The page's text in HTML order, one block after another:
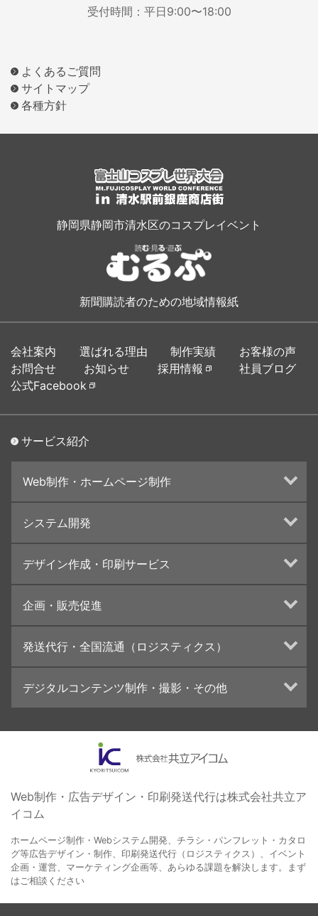
受付時間：平日9:00〜18:00
よくあるご質問
サイトマップ
各種方針
静岡県静岡市清水区のコスプレイベント
新聞購読者のための地域情報紙
会社案内 選ばれる理由 制作実績
お客様の声
お問合せ
お知らせ 採用情報
社員ブログ
公式Facebook
サービス紹介
Web制作・ホームページ制作
ランディングページ制作
インターネット広告代行
UI・UXデザイン設計
システム開発
デザイン作成・印刷サービス
カタログデザインの制作・印刷
学校・会社案内パンフレット制作・印刷
高精細印刷（スブリマ印刷）
社内報
名刺
一般印刷 （オンデマンド・オフセット）
ユニバーサル・コミュニケーション・デザイン
企画・販売促進
ブランディング戦略
コンテンツ制作
採用プロモーション
発送代行・全国流通（ロジスティクス）
デジタルコンテンツ制作・撮影・その他
イラスト・キャラクター制作
ロゴデザイン・CI設計
コピー・ライティング
電子ブック制作
自社メディア
Web制作・広告デザイン・印刷発送代行は株式会社共立ア
イコム
ホームページ制作・Webシステム開発、チラシ・パンフレット・カタロ
グ等広告デザイン・制作、印刷発送代行（ロジスティクス）、イベント
企画・運営、マーケティング企画等、あらゆる課題を解決します。まず
はご相談ください